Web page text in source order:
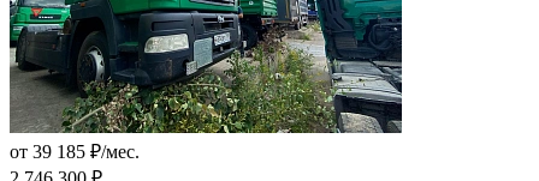
от 39 185 ₽/мес.